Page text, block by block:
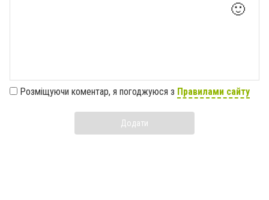
🙂
Розміщуючи коментар, я погоджуюся з Правилами сайту
Додати